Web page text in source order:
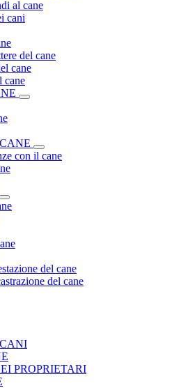
al cane
cani
del cane
cane
cane
con il cane
del cane
del cane
PROPRIETARI